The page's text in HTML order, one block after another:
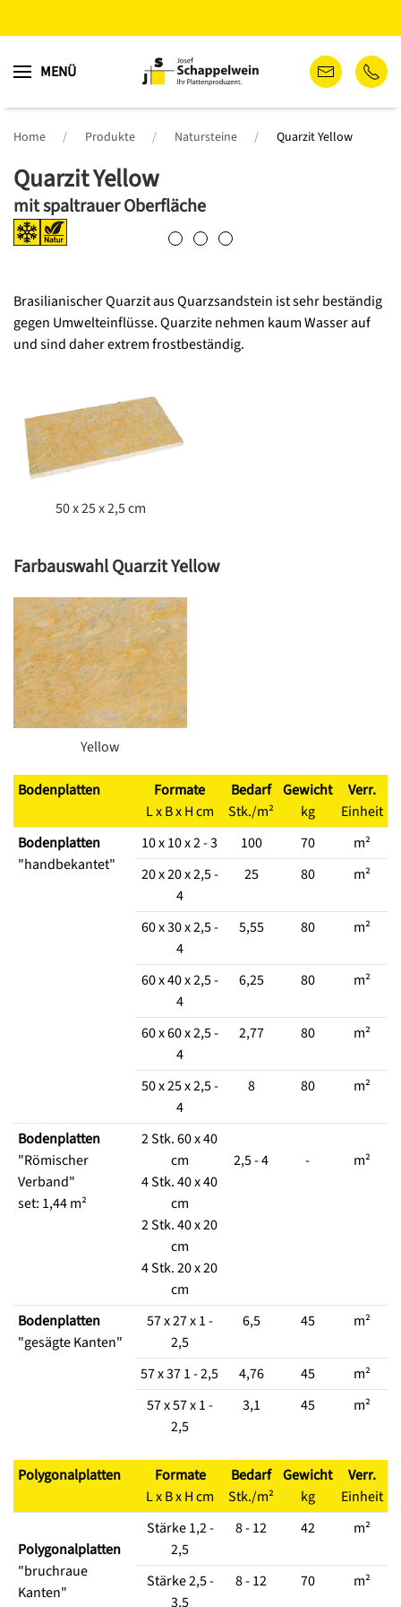
Hauptinhalt
MENÜ
Home Produkte Natursteine Quarzit Yellow
Quarzit Yellow
mit spaltrauer Oberfläche
Brasilianischer Quarzit aus Quarzsandstein ist sehr beständig
gegen Umwelteinflüsse. Quarzite nehmen kaum Wasser auf
und sind daher extrem frostbeständig.
50 x 25 x 2,5 cm
Farbauswahl Quarzit Yellow
Yellow
Bodenplatten
Formate
L x B x H cm
Bedarf
Stk./m²
Gewicht
kg
Verr.
Einheit
Bodenplatten
"handbekantet"
10 x 10 x 2 - 3 100 70
m²
20 x 20 x 2,5 -
4
25 80 m²
60 x 30 x 2,5 -
4
5,55 80 m²
60 x 40 x 2,5 -
4
6,25 80 m²
60 x 60 x 2,5 -
4
2,77 80 m²
50 x 25 x 2,5 -
4
8 80 m²
Bodenplatten
"Römischer
Verband"
set: 1,44 m²
2 Stk. 60 x 40
cm
4 Stk. 40 x 40
cm
2 Stk. 40 x 20
cm
4 Stk. 20 x 20
cm
2,5 - 4 - m²
Bodenplatten
"gesägte Kanten"
57 x 27 x 1 -
2,5
6,5 45 m²
57 x 37 1 - 2,5 4,76 45
m²
57 x 57 x 1 -
2,5
3,1 45 m²
Polygonalplatten
Formate
L x B x H cm
Bedarf
Stk./m²
Gewicht
kg
Verr.
Einheit
Polygonalplatten
"bruchraue
Kanten"
Stärke 1,2 -
2,5
8 - 12 42 m²
Stärke 2,5 -
3,5
8 - 12 70 m²